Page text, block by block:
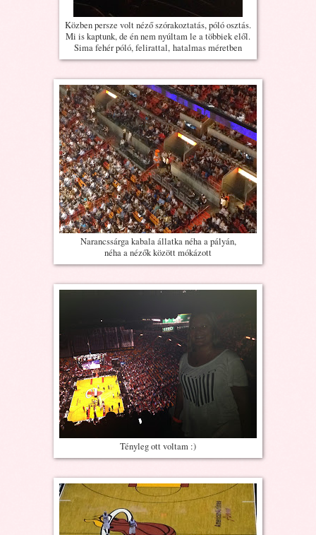
Közben persze volt néző szórakoztatás, póló osztás.
Mi is kaptunk, de én nem nyúltam le a többiek elől.
Sima fehér póló, felirattal, hatalmas méretben
Narancssárga kabala állatka néha a pályán,
néha a nézők között mókázott
Tényleg ott voltam :)